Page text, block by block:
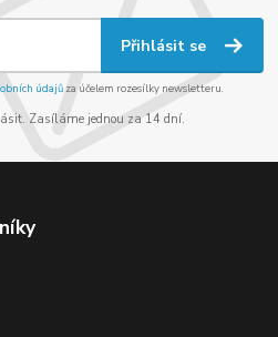
Přihlásit se
údajůza účelem rozesílky newsletteru.
Zasíláme jednou za 14 dní.